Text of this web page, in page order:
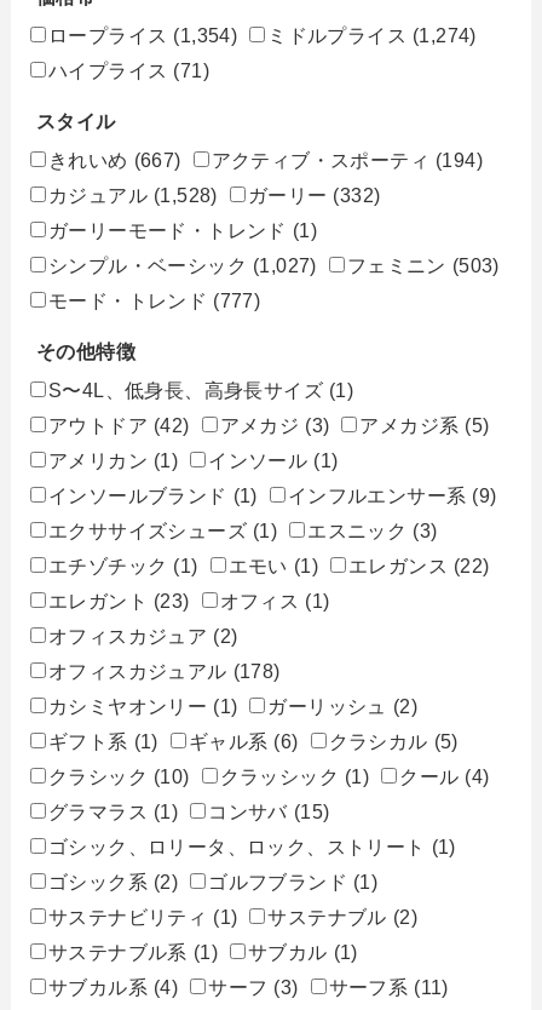
ロープライス (1,354) ミドルプライス (1,274)
ハイプライス (71)
スタイル
きれいめ (667) アクティブ・スポーティ (194)
カジュアル (1,528) ガーリー (332)
ガーリーモード・トレンド (1)
シンプル・ベーシック (1,027) フェミニン (503)
モード・トレンド (777)
その他特徴
S〜4L、低身長、高身長サイズ (1)
アウトドア (42) アメカジ (3) アメカジ系 (5)
アメリカン (1) インソール (1)
インソールブランド (1) インフルエンサー系 (9)
エクササイズシューズ (1) エスニック (3)
エチゾチック (1) エモい (1) エレガンス (22)
エレガント (23) オフィス (1)
オフィスカジュア (2)
オフィスカジュアル (178)
カシミヤオンリー (1) ガーリッシュ
(2)
ギフト系 (1) ギャル系 (6) クラシカル (5)
クラシック (10) クラッシック (1) クール (4)
グラマラス (1) コンサバ (15)
ゴシック、ロリータ、ロック、ストリート
(1)
ゴシック系 (2) ゴルフブランド (1)
サステナビリティ (1) サステナブル (2)
サステナブル系 (1) サブカル (1)
サブカル系 (4) サーフ (3) サーフ系 (11)